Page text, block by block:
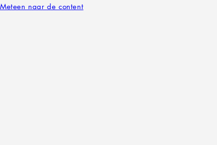
Meteen naar de content